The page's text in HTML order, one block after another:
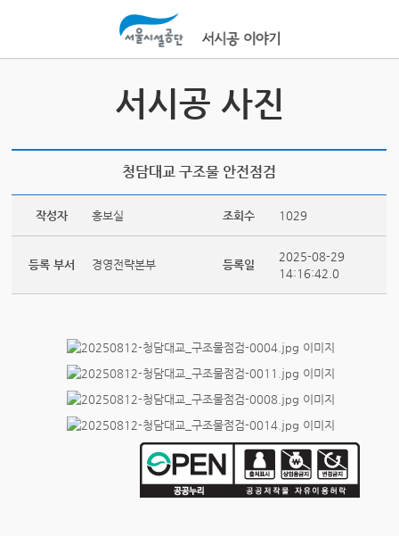
서시공 사진
청담대교 구조물 안전점검
작성자 홍보실 조회수 1029
등록 부서 경영전략본부 등록일
2025-08-29
14:16:42.0